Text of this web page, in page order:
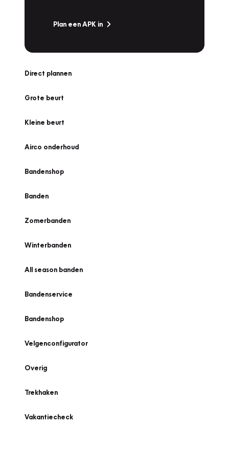
Plan een APK in
Direct plannen
Grote beurt
Kleine beurt
Airco onderhoud
Bandenshop
Banden
Zomerbanden
Winterbanden
All season banden
Bandenservice
Bandenshop
Velgenconfigurator
Overig
Trekhaken
Vakantiecheck